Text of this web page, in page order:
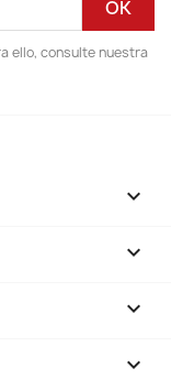
ello, consulte nuestra
keyboard_arrow_down


